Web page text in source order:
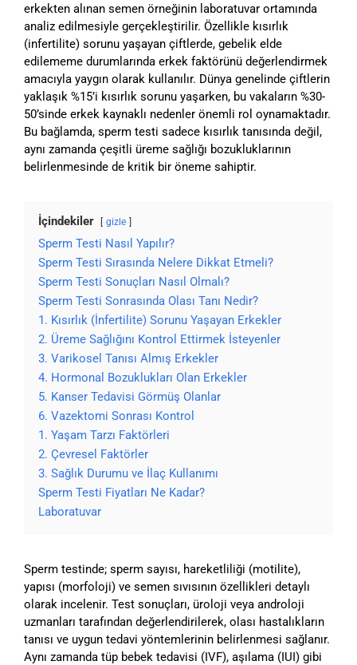
erkekten alınan semen örneğinin laboratuvar ortamında
analiz edilmesiyle gerçekleştirilir. Özellikle kısırlık
(infertilite) sorunu yaşayan çiftlerde, gebelik elde
edilememe durumlarında erkek faktörünü değerlendirmek
amacıyla yaygın olarak kullanılır. Dünya genelinde çiftlerin
yaklaşık %15’i kısırlık sorunu yaşarken, bu vakaların %30-
50’sinde erkek kaynaklı nedenler önemli rol oynamaktadır.
Bu bağlamda, sperm testi sadece kısırlık tanısında değil,
aynı zamanda çeşitli üreme sağlığı bozukluklarının
belirlenmesinde de kritik bir öneme sahiptir.
İçindekiler gizle
Sperm Testi Nasıl Yapılır?
Sperm Testi Sırasında Nelere Dikkat Etmeli?
Sperm Testi Sonuçları Nasıl Olmalı?
Sperm Testi Sonrasında Olası Tanı Nedir?
1. Kısırlık (İnfertilite) Sorunu Yaşayan Erkekler
2. Üreme Sağlığını Kontrol Ettirmek İsteyenler
3. Varikosel Tanısı Almış Erkekler
4. Hormonal Bozuklukları Olan Erkekler
5. Kanser Tedavisi Görmüş Olanlar
6. Vazektomi Sonrası Kontrol
1. Yaşam Tarzı Faktörleri
2. Çevresel Faktörler
3. Sağlık Durumu ve İlaç Kullanımı
Sperm Testi Fiyatları Ne Kadar?
Laboratuvar
Sperm testinde; sperm sayısı, hareketliliği (motilite),
yapısı (morfoloji) ve semen sıvısının özellikleri detaylı
olarak incelenir. Test sonuçları, üroloji veya androloji
uzmanları tarafından değerlendirilerek, olası hastalıkların
tanısı ve uygun tedavi yöntemlerinin belirlenmesi sağlanır.
Aynı zamanda tüp bebek tedavisi (IVF), aşılama (IUI) gibi